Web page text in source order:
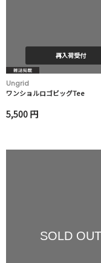
再入荷受付
Ungrid
ワンショルロゴビッグTee
5,500 円
SOLD OUT